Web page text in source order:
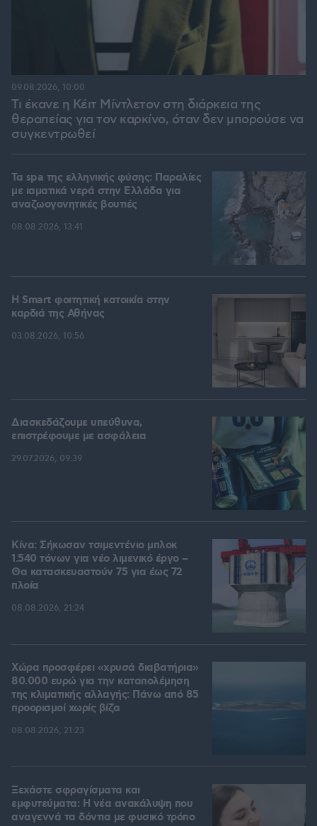
Τι έκανε η Κέιτ Μίντλετον στη διάρκεια της
θεραπείας για τον καρκίνο, όταν δεν μπορούσε να
συγκεντρωθεί
09.08.2026, 10:00
Τα spa της ελληνικής φύσης: Παραλίες
με ιαματικά νερά στην Ελλάδα για
αναζωογονητικές βουτιές
08.08.2026, 13:41
Η Smart φοιτητική κατοικία στην
καρδιά της Αθήνας
03.08.2026, 10:56
Διασκεδάζουμε υπεύθυνα,
επιστρέφουμε με ασφάλεια
29.07.2026, 09:39
Κίνα: Σήκωσαν τσιμεντένιο μπλοκ
1.540 τόνων για νέο λιμενικό έργο –
Θα κατασκευαστούν 75 για έως 72
πλοία
08.08.2026, 21:24
Χώρα προσφέρει «χρυσά διαβατήρια»
80.000 ευρώ για την καταπολέμηση
της κλιματικής αλλαγής: Πάνω από 85
προορισμοί χωρίς βίζα
08.08.2026, 21:23
Ξεχάστε σφραγίσματα και
εμφυτεύματα: Η νέα ανακάλυψη που
αναγεννά τα δόντια με φυσικό τρόπο